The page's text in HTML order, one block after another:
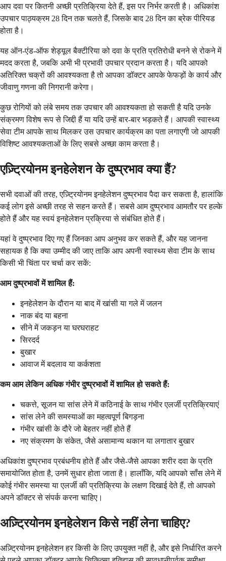
आप दवा पर कितनी अच्छी प्रतिक्रिया देते हैं, इस पर निर्भर करती है। अधिकांश
उपचार पाठ्यक्रम 28 दिन तक चलते हैं, जिसके बाद 28 दिन का ब्रेक पीरियड
होता है।
यह ऑन-एंड-ऑफ शेड्यूल बैक्टीरिया को दवा के प्रति प्रतिरोधी बनने से रोकने में
मदद करता है, जबकि अभी भी प्रभावी उपचार प्रदान करता है। यदि आपको
अतिरिक्त चक्रों की आवश्यकता है तो आपका डॉक्टर आपके फेफड़ों के कार्य और
जीवाणु गणना की निगरानी करेगा।
कुछ रोगियों को लंबे समय तक उपचार की आवश्यकता हो सकती है यदि उनके
संक्रमण विशेष रूप से जिद्दी हैं या यदि उन्हें बार-बार भड़कते हैं। आपकी स्वास्थ्य
सेवा टीम आपके साथ मिलकर उस उपचार कार्यक्रम का पता लगाएगी जो आपकी
विशिष्ट आवश्यकताओं के लिए सबसे अच्छा काम करता है।
एज़्ट्रियोनम इनहेलेशन के दुष्प्रभाव क्या हैं?
सभी दवाओं की तरह, एज़्ट्रियोनम इनहेलेशन दुष्प्रभाव पैदा कर सकता है, हालांकि
कई लोग इसे अच्छी तरह से सहन करते हैं। सबसे आम दुष्प्रभाव आमतौर पर हल्के
होते हैं और यह स्वयं इनहेलेशन प्रक्रिया से संबंधित होते हैं।
यहां वे दुष्प्रभाव दिए गए हैं जिनका आप अनुभव कर सकते हैं, और यह जानना
सहायक है कि क्या उम्मीद की जाए ताकि आप अपनी स्वास्थ्य सेवा टीम के साथ
किसी भी चिंता पर चर्चा कर सकें:
आम दुष्प्रभावों में शामिल हैं:
इनहेलेशन के दौरान या बाद में खांसी या गले में जलन
नाक बंद या बहना
सीने में जकड़न या घरघराहट
सिरदर्द
बुखार
आवाज में बदलाव या कर्कशता
कम आम लेकिन अधिक गंभीर दुष्प्रभावों में शामिल हो सकते हैं:
चकत्ते, सूजन या सांस लेने में कठिनाई के साथ गंभीर एलर्जी प्रतिक्रियाएं
सांस लेने की समस्याओं का महत्वपूर्ण बिगड़ना
गंभीर खांसी के दौरे जो बेहतर नहीं होते हैं
नए संक्रमण के संकेत, जैसे असामान्य थकान या लगातार बुखार
अधिकांश दुष्प्रभाव प्रबंधनीय होते हैं और जैसे-जैसे आपका शरीर दवा के प्रति
समायोजित होता है, उनमें सुधार होता जाता है। हालाँकि, यदि आपको साँस लेने में
कोई गंभीर समस्या या एलर्जी की प्रतिक्रिया के लक्षण दिखाई देते हैं, तो आपको
अपने डॉक्टर से संपर्क करना चाहिए।
अज़्ट्रियोनम इनहेलेशन किसे नहीं लेना चाहिए?
अज़्ट्रियोनम इनहेलेशन हर किसी के लिए उपयुक्त नहीं है, और इसे निर्धारित करने